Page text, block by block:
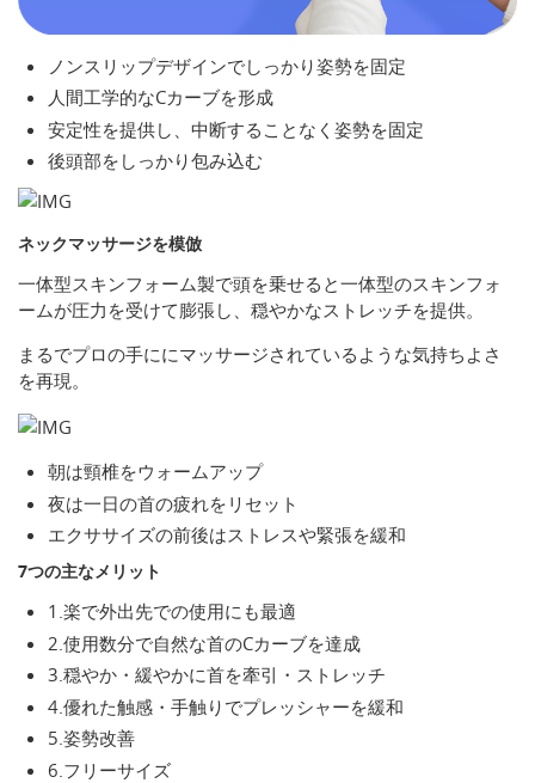
ノンスリップデザインでしっかり姿勢を固定
人間工学的なCカーブを形成
安定性を提供し、中断することなく姿勢を固定
後頭部をしっかり包み込む
ネックマッサージを模倣
一体型スキンフォーム製で頭を乗せると一体型のスキンフォ
ームが圧力を受けて膨張し、穏やかなストレッチを提供。
まるでプロの手ににマッサージされているような気持ちよさ
を再現。
朝は頸椎をウォームアップ
夜は一日の首の疲れをリセット
エクササイズの前後はストレスや緊張を緩和
7つの主なメリット
1.楽で外出先での使用にも最適
2.使用数分で自然な首のCカーブを達成
3.穏やか・緩やかに首を牽引・ストレッチ
4.優れた触感・手触りでプレッシャーを緩和
5.姿勢改善
6.フリーサイズ